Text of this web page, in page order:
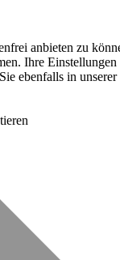
anbieten zu
Ihre
ebenfalls in